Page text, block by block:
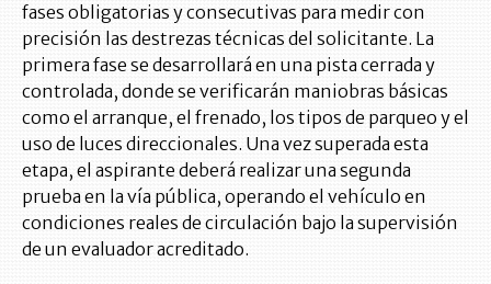
fases obligatorias y consecutivas para medir con
precisión las destrezas técnicas del solicitante. La
primera fase se desarrollará en una pista cerrada y
controlada, donde se verificarán maniobras básicas
como el arranque, el frenado, los tipos de parqueo y el
uso de luces direccionales. Una vez superada esta
etapa, el aspirante deberá realizar una segunda
prueba en la vía pública, operando el vehículo en
condiciones reales de circulación bajo la supervisión
de un evaluador acreditado.